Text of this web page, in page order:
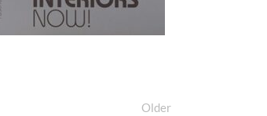
Older